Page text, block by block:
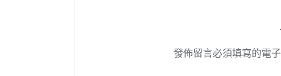
發佈留言必須填寫的電